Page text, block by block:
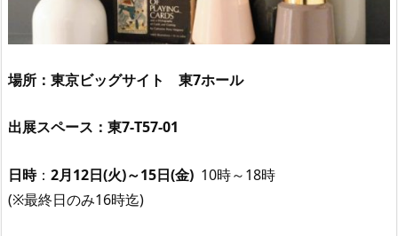
場所：東京ビッグサイト 東7ホール
出展スペース：東7-T57-01
日時： 2月12日(火)～15日(金) 10時～18時
(※最終日のみ16時迄)